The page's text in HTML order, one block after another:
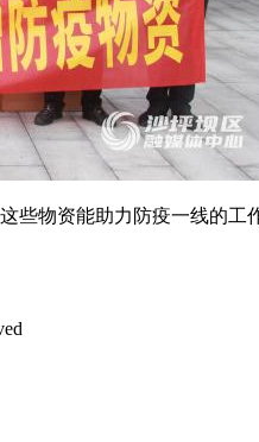
些物资能助力防疫一线的工